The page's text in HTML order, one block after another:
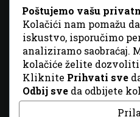
© 2026 Sva prava
Poštujemo vašu
Kolačići nam pomažu
iskustvo, isporučimo
analiziramo saobraćaj.
kolačiće želite
Kliknite Prihvati sve
Odbij sve da odbijete